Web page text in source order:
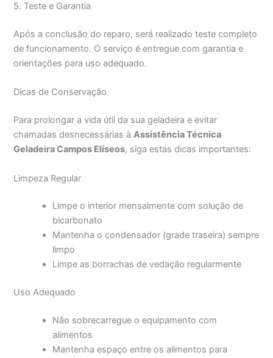
5. Teste e Garantia
Após a conclusão do reparo, será realizado teste completo
de funcionamento. O serviço é entregue com garantia e
orientações para uso adequado.
Dicas de Conservação
Para prolongar a vida útil da sua geladeira e evitar
chamadas desnecessárias àAssistência Técnica
Geladeira Campos Elíseos, siga estas dicas importantes:
Limpeza Regular
Limpe o interior mensalmente com solução de
bicarbonato
Mantenha o condensador (grade traseira) sempre
limpo
Limpe as borrachas de vedação regularmente
Uso Adequado
Não sobrecarregue o equipamento com
alimentos
Mantenha espaço entre os alimentos para